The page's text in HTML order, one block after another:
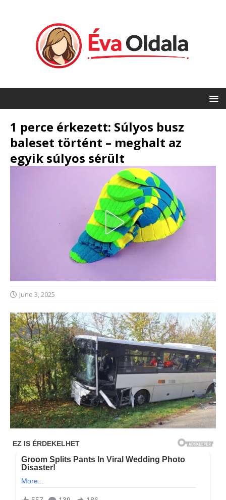
1 perce érkezett: Súlyos busz
baleset történt – meghalt az
egyik súlyos sérült
June 3, 2025